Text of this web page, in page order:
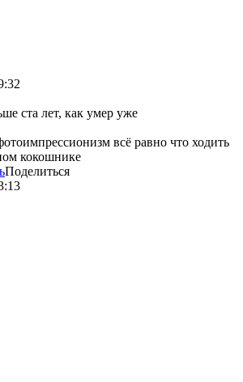
ста лет, как умер уже
всё равно что ходить
кокошнике
Поделиться